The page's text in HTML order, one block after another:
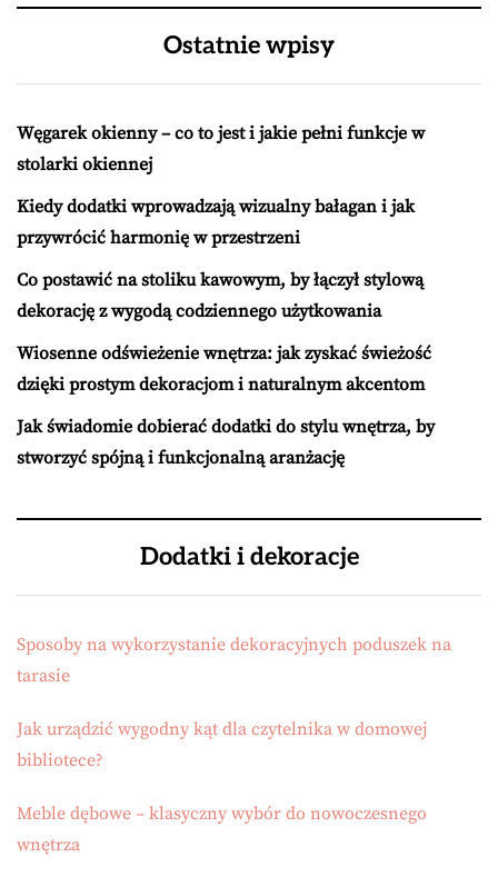
Ostatnie wpisy
Węgarek okienny – co to jest i jakie pełni funkcje w
stolarki okiennej
Kiedy dodatki wprowadzają wizualny bałagan i jak
przywrócić harmonię w przestrzeni
Co postawić na stoliku kawowym, by łączył stylową
dekorację z wygodą codziennego użytkowania
Wiosenne odświeżenie wnętrza: jak zyskać świeżość
dzięki prostym dekoracjom i naturalnym akcentom
Jak świadomie dobierać dodatki do stylu wnętrza, by
stworzyć spójną i funkcjonalną aranżację
Dodatki i dekoracje
Sposoby na wykorzystanie dekoracyjnych poduszek na
tarasie
Jak urządzić wygodny kąt dla czytelnika w domowej
bibliotece?
Meble dębowe – klasyczny wybór do nowoczesnego
wnętrza